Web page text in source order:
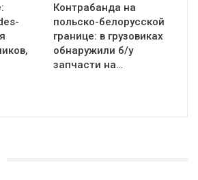
Контрабанда на
польско-белорусской
границе: в грузовиках
обнаружили б/у
запчасти на…